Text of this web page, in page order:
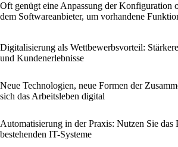
Oft genügt eine Anpassung der Konfiguration
dem Softwareanbieter, um vorhandene
Digitalisierung als Wettbewerbsvorteil:
und Kundenerlebnisse
Neue Technologien, neue Formen der
sich das Arbeitsleben digital
Automatisierung in der Praxis: Nutzen Sie das
bestehenden IT-Systeme